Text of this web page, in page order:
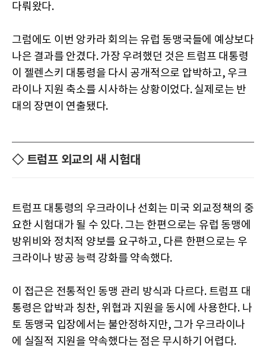
다뤄왔다.
그럼에도 이번 앙카라 회의는 유럽 동맹국들에 예상보다
나은 결과를 안겼다. 가장 우려했던 것은 트럼프 대통령
이 젤렌스키 대통령을 다시 공개적으로 압박하고, 우크
라이나 지원 축소를 시사하는 상황이었다. 실제로는 반
대의 장면이 연출됐다.
◇ 트럼프 외교의 새 시험대
트럼프 대통령의 우크라이나 선회는 미국 외교정책의 중
요한 시험대가 될 수 있다. 그는 한편으로는 유럽 동맹에
방위비와 정치적 양보를 요구하고, 다른 한편으로는 우
크라이나 방공 능력 강화를 약속했다.
이 접근은 전통적인 동맹 관리 방식과 다르다. 트럼프 대
통령은 압박과 칭찬, 위협과 지원을 동시에 사용한다. 나
토 동맹국 입장에서는 불안정하지만, 그가 우크라이나
에 실질적 지원을 약속했다는 점은 무시하기 어렵다.